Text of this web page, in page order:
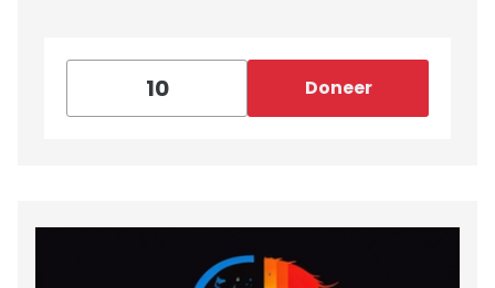
Doneer